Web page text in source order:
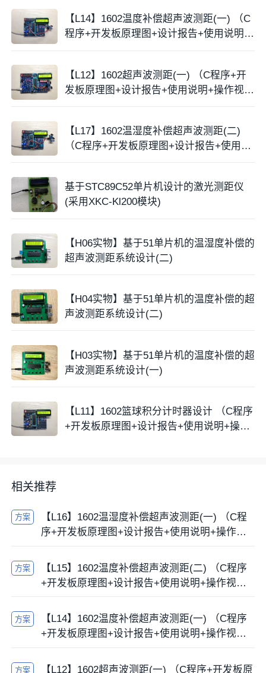
【L14】1602温度补偿超声波测距(一) （C
程序+开发板原理图+设计报告+使用说明
【L12】1602超声波测距(一) （C程序+开
发板原理图+设计报告+使用说明+操作视
【L17】1602温湿度补偿超声波测距(二)
（C程序+开发板原理图+设计报告+使用说
基于STC89C52单片机设计的激光测距仪
(采用XKC-Kl200模块)
【H06实物】基于51单片机的温湿度补偿的
超声波测距系统设计(二)
【H04实物】基于51单片机的温度补偿的超
声波测距系统设计(二)
【H03实物】基于51单片机的温度补偿的超
声波测距系统设计(一)
【L11】1602篮球积分计时器设计 （C程序
+开发板原理图+设计报告+使用说明+操作
相关推荐
方案
【L16】1602温湿度补偿超声波测距(一) （C程
序+开发板原理图+设计报告+使用说明+操作视
方案
【L15】1602温度补偿超声波测距(二) （C程序
+开发板原理图+设计报告+使用说明+操作视
方案
【L14】1602温度补偿超声波测距(一) （C程序
+开发板原理图+设计报告+使用说明+操作视
方案 【L12】1602超声波测距(一) （C程序+开发板原